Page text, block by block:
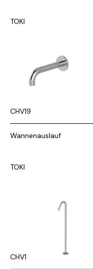
TOKI
CHV19
Wannenauslauf
TOKI
CHV1